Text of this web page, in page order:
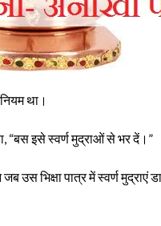
था।
“बस इसे स्वर्ण मुद्राओं से भर दें।”
भिक्षा पात्र में स्वर्ण मुद्राएं